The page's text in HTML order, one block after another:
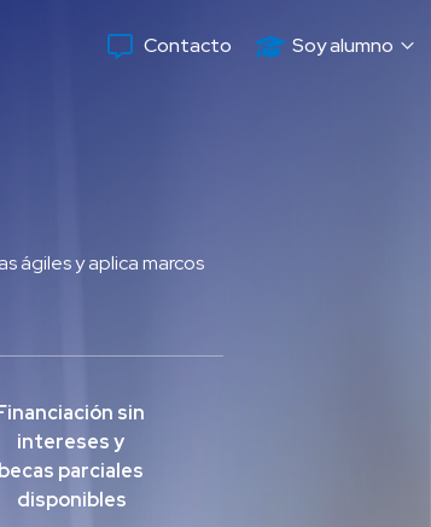
Contacto Soy alumno
ágiles y aplica marcos
sin
intereses y
becas parciales
disponibles